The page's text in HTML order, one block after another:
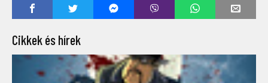
Cikkek és hírek